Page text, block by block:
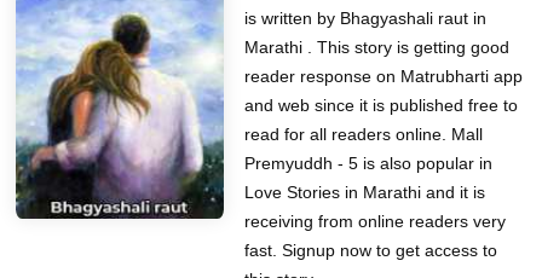
is written by Bhagyashali raut in
Marathi . This story is getting good
reader response on Matrubharti app
and web since it is published free to
read for all readers online. Mall
Premyuddh - 5 is also popular in
Love Stories in Marathi and it is
receiving from online readers very
fast. Signup now to get access to